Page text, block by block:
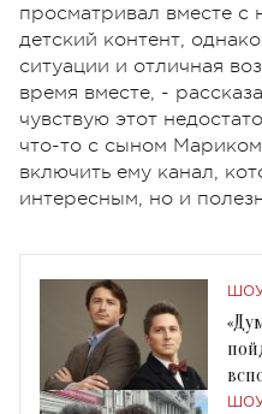
просматривал вместе с
детский контент,
ситуации и отличная
время вместе, -
чувствую этот
что-то с сыном
включить ему канал,
интересным, но и